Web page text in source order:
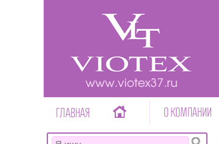
www.viotex37.ru
ГЛАВНАЯ О КОМПАНИИ